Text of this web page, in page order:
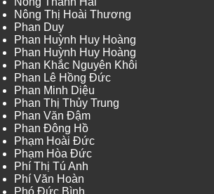
Nông Thị Hoài Thương
Phan Duy
Phan Huỳnh Huy Hoàng
Phan Huỳnh Huy Hoàng
Phan Khắc Nguyên Khôi
Phan Lê Hồng Đức
Phan Minh Diệu
Phan Thị Thủy Trung
Phan Văn Đậm
Phan Đông Hồ
Phạm Hoài Đức
Phạm Hòa Đức
Phí Thị Tú Anh
Phí Văn Hoàn
Phó Đức Bình